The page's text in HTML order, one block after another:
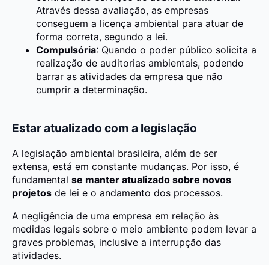
Através dessa avaliação, as empresas
conseguem a licença ambiental para atuar de
forma correta, segundo a lei.
Compulsória: Quando o poder público solicita a
realização de auditorias ambientais, podendo
barrar as atividades da empresa que não
cumprir a determinação.
Estar atualizado com a legislação
A legislação ambiental brasileira, além de ser
extensa, está em constante mudanças. Por isso, é
fundamental se manter atualizado sobre novos
projetos de lei e o andamento dos processos.
A negligência de uma empresa em relação às
medidas legais sobre o meio ambiente podem levar a
graves problemas, inclusive a interrupção das
atividades.